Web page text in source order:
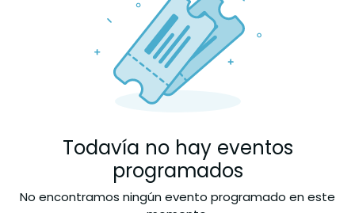
Todavía no hay eventos
programados
No encontramos ningún evento programado en este